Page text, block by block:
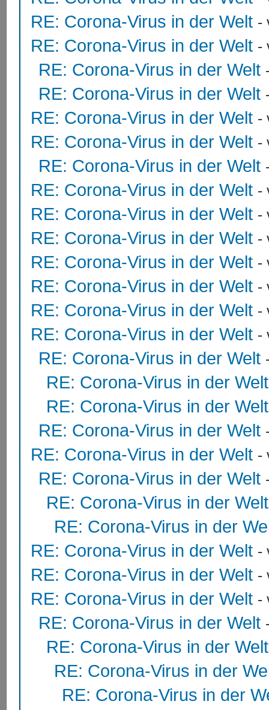
RE: Corona-Virus in der Welt -
RE: Corona-Virus in der Welt -
RE: Corona-Virus in der Welt
RE: Corona-Virus in der Welt
RE: Corona-Virus in der Welt -
RE: Corona-Virus in der Welt -
RE: Corona-Virus in der Welt
RE: Corona-Virus in der Welt -
RE: Corona-Virus in der Welt -
RE: Corona-Virus in der Welt -
RE: Corona-Virus in der Welt -
RE: Corona-Virus in der Welt -
RE: Corona-Virus in der Welt -
RE: Corona-Virus in der Welt -
RE: Corona-Virus in der Welt
RE: Corona-Virus in der Welt
RE: Corona-Virus in der Welt
RE: Corona-Virus in der Welt
RE: Corona-Virus in der Welt -
RE: Corona-Virus in der Welt
RE: Corona-Virus in der Welt
RE: Corona-Virus in der
RE: Corona-Virus in der Welt -
RE: Corona-Virus in der Welt -
RE: Corona-Virus in der Welt -
RE: Corona-Virus in der Welt
RE: Corona-Virus in der Welt
RE: Corona-Virus in der
RE: Corona-Virus in der